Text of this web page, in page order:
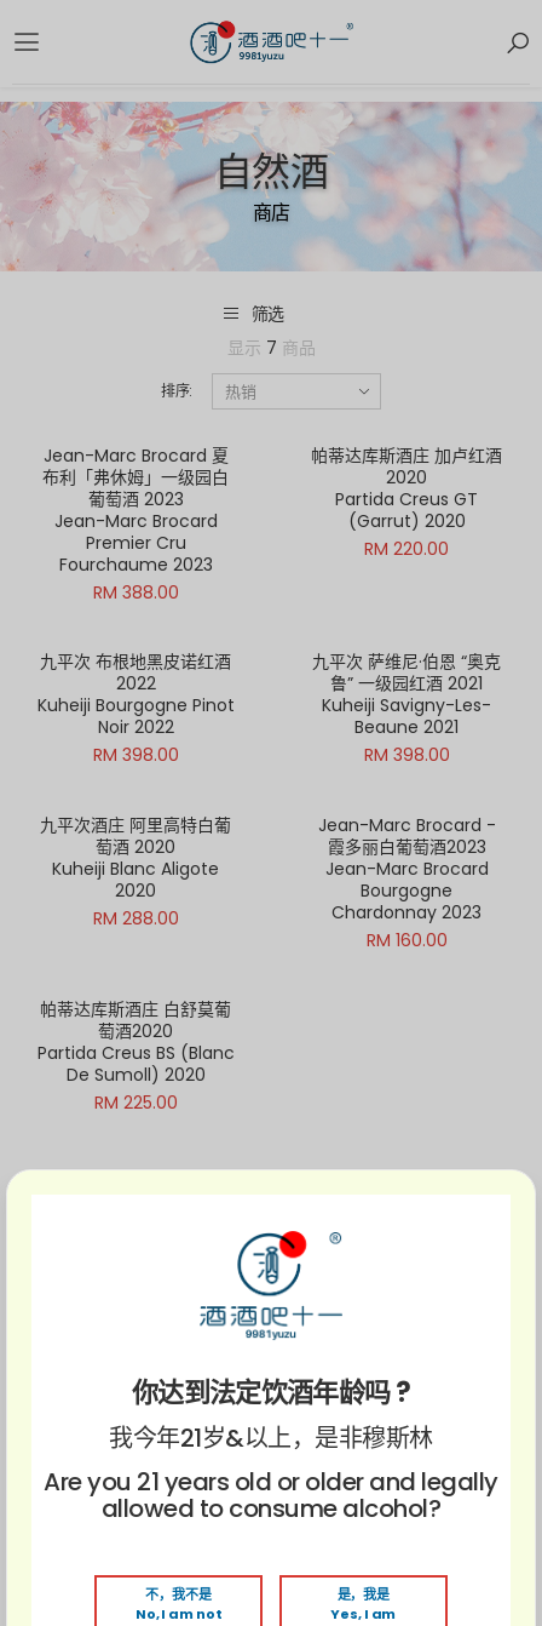
自然酒
商店
筛选
显示 7 商品
排序:
Jean-Marc Brocard 夏
布利「弗休姆」一级园白
葡萄酒 2023
Jean-Marc Brocard
Premier Cru
Fourchaume 2023
RM 388.00
帕蒂达库斯酒庄 加卢红酒
2020
Partida Creus GT
(Garrut) 2020
RM 220.00
九平次 布根地黑皮诺红酒
2022
Kuheiji Bourgogne Pinot
Noir 2022
RM 398.00
九平次 萨维尼·伯恩 “奥克
鲁” 一级园红酒 2021
Kuheiji Savigny-Les-
Beaune 2021
RM 398.00
九平次酒庄 阿里高特白葡
萄酒 2020
Kuheiji Blanc Aligote
2020
RM 288.00
Jean-Marc Brocard -
霞多丽白葡萄酒2023
Jean-Marc Brocard
Bourgogne
Chardonnay 2023
RM 160.00
帕蒂达库斯酒庄 白舒莫葡
萄酒2020
Partida Creus BS (Blanc
De Sumoll) 2020
RM 225.00
你达到法定饮酒年龄吗 ?
我今年21岁&以上，是非穆斯林
Are you 21 years old or older and legally
allowed to consume alcohol?
不，我不是
No, I am not
是，我是
Yes, I am